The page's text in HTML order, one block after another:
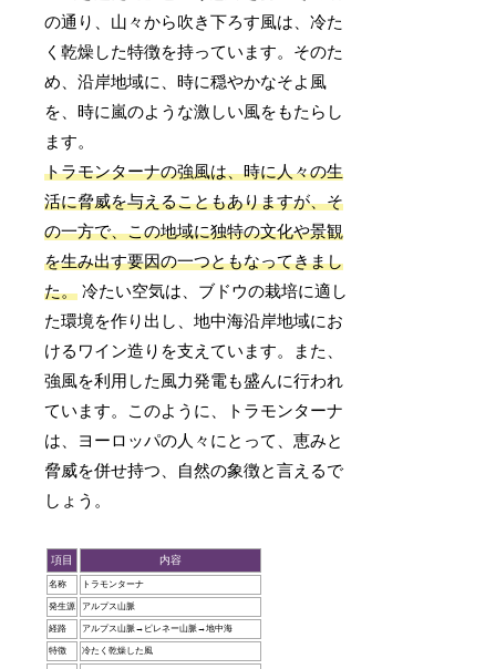
の通り、山々から吹き下ろす風は、冷た
く乾燥した特徴を持っています。そのた
め、沿岸地域に、時に穏やかなそよ風
を、時に嵐のような激しい風をもたらし
ます。
トラモンターナの強風は、時に人々の生
活に脅威を与えることもありますが、そ
の一方で、この地域に独特の文化や景観
を生み出す要因の一つともなってきまし
た。 冷たい空気は、ブドウの栽培に適し
た環境を作り出し、地中海沿岸地域にお
けるワイン造りを支えています。また、
強風を利用した風力発電も盛んに行われ
ています。このように、トラモンターナ
は、ヨーロッパの人々にとって、恵みと
脅威を併せ持つ、自然の象徴と言えるで
しょう。
項目 内容
名称 トラモンターナ
発生源 アルプス山脈
経路 アルプス山脈→ピレネー山脈→地中海
特徴 冷たく乾燥した風